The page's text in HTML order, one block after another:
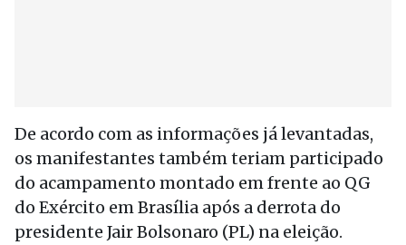
De acordo com as informações já levantadas,
os manifestantes também teriam participado
do acampamento montado em frente ao QG
do Exército em Brasília após a derrota do
presidente Jair Bolsonaro (PL) na eleição.